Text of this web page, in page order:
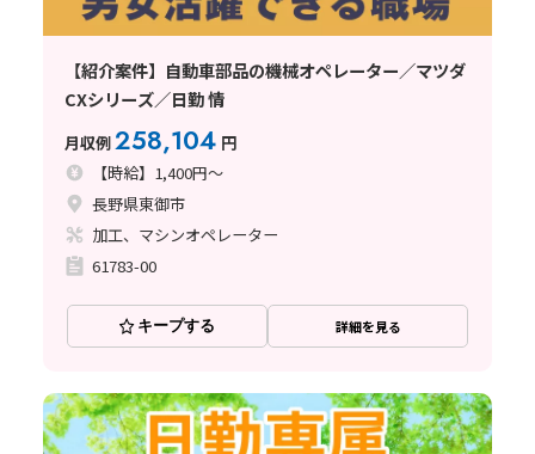
【紹介案件】自動車部品の機械オペレーター／マツダ
CXシリーズ／日勤 情
月収例258,104 円
【時給】1,400円～
長野県東御市
加工、マシンオペレーター
61783-00
キープする 詳細を見る